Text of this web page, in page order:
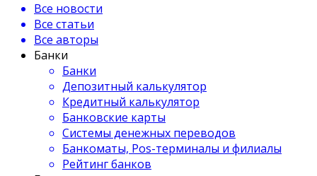
Все новости
Все статьи
Все авторы
Банки
Банки
Депозитный калькулятор
Кредитный калькулятор
Банковские карты
Системы денежных переводов
Банкоматы, Pos-терминалы и филиалы
Рейтинг банков